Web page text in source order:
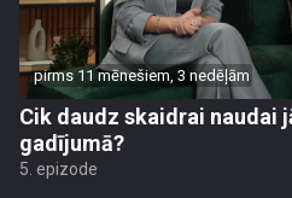
pirms 11 mēnešiem, 3 nedēļām
Cik daudz skaidrai naudai
gadījumā?
5. epizode